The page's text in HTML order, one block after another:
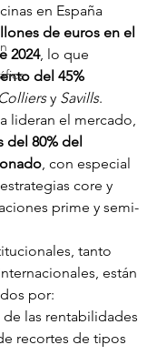
en España
de euros en el
2024, lo que
del 45%
Colliers y Savills.
lideran el mercado,
del 80% del
, con especial
core y
prime y semi-
tanto
están
por:
de las rentabilidades
recortes de tipos